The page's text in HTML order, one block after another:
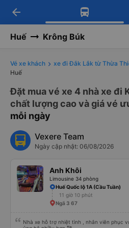
Tải app Vexere
Nhận ưu đãi thành
Tải app Vexere
-30k/ghế khi đặt vé
arrow_back
Huế Krông Búk
Vé xe khách xe đi Đắk Lắk từ Thừa
Huế
Đặt mua vé xe 4 nhà xe đi
chất lượng cao và giá vé
mỗi ngày
Vexere Team
Ngày cập nhật: 06/08/2026
Anh Khôi
Limousine 34 phòng
Huế Quốc lộ 1A (Cầu Tuần)
11 giờ 10 phút
Ngã 3 67
Nhà xe hỗ trợ nhiệt tình , nhân viên phục